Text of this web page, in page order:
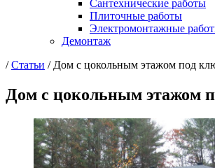
Сантехнические работы
Плиточные работы
Электромонтажные
Демонтаж
/Статьи / Дом с цокольным этажом под
Дом с цокольным этажом